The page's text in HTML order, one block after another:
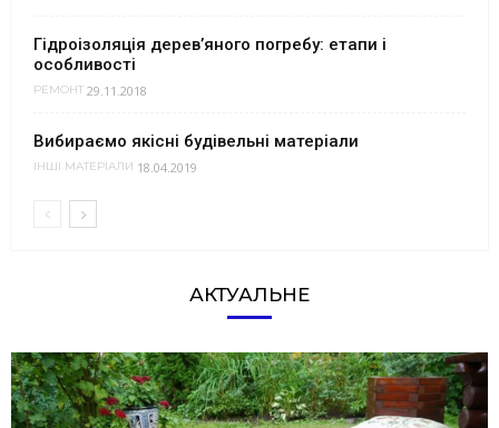
Гідроізоляція дерев’яного погребу: етапи і
особливості
РЕМОНТ 29.11.2018
Вибираємо якісні будівельні матеріали
ІНШІ МАТЕРІАЛИ 18.04.2019
АКТУАЛЬНЕ